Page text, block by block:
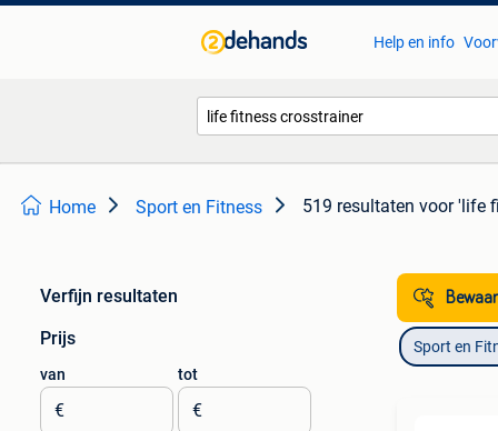
Help en info
Home Sport en Fitness 519 resultaten voor 'life
Verfijn resultaten
Prijs
van
€
tot
€
Sport en